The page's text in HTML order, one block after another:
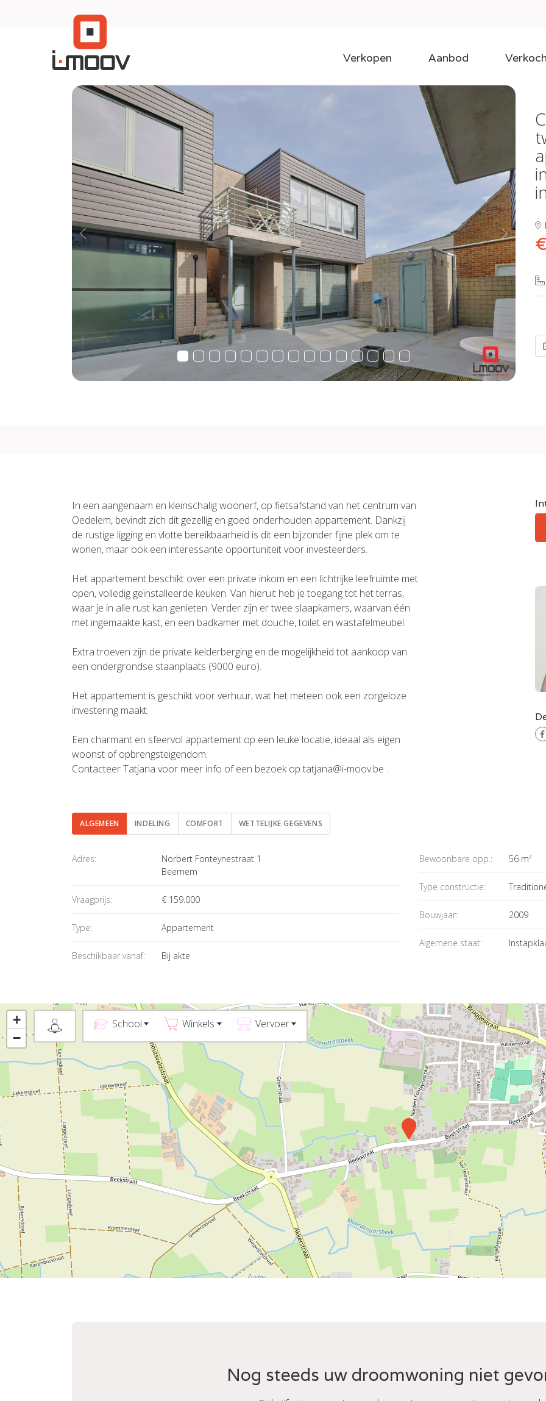
Verkopen Aanbod
Previous Next
In een aangenaam en kleinschalig woonerf, op fietsafstand van het centrum van
Oedelem, bevindt zich dit gezellig en goed onderhouden appartement. Dankzij
de rustige ligging en vlotte bereikbaarheid is dit een bijzonder fijne plek om te
wonen, maar ook een interessante opportuniteit voor investeerders.
Het appartement beschikt over een private inkom en een lichtrijke leefruimte met
open, volledig geïnstalleerde keuken. Van hieruit heb je toegang tot het terras,
waar je in alle rust kan genieten. Verder zijn er twee slaapkamers, waarvan één
met ingemaakte kast, en een badkamer met douche, toilet en wastafelmeubel.
Extra troeven zijn de private kelderberging en de mogelijkheid tot aankoop van
een ondergrondse staanplaats (9000 euro).
Het appartement is geschikt voor verhuur, wat het meteen ook een zorgeloze
investering maakt.
Een charmant en sfeervol appartement op een leuke locatie, ideaal als eigen
woonst of opbrengsteigendom.
Contacteer Tatjana voor meer info of een bezoek op tatjana@i-moov.be .
ALGEMEEN INDELING COMFORT WETTELIJKE GEGEVENS
Algemeen
Adres:
Norbert Fonteynestraat 1
Beernem
Vraagprijs: € 159.000
Type: Appartement
Beschikbaar vanaf: Bij akte
Bewoonbare opp.: 56 m²
Type constructie:
Bouwjaar: 2009
Algemene staat:
+
−
School Winkels Vervoer
Nog steeds uw droomwoning niet